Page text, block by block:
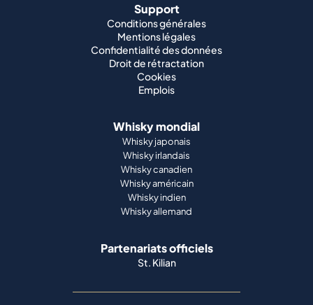
Support
Conditions générales
Mentions légales
Confidentialité des données
Droit de rétractation
Cookies
Emplois
Whisky mondial
Whisky japonais
Whisky irlandais
Whisky canadien
Whisky américain
Whisky indien
Whisky allemand
Partenariats officiels
St. Kilian